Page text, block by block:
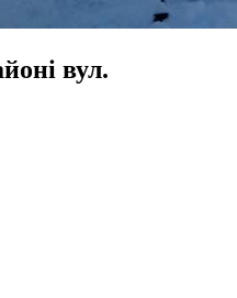
вул.